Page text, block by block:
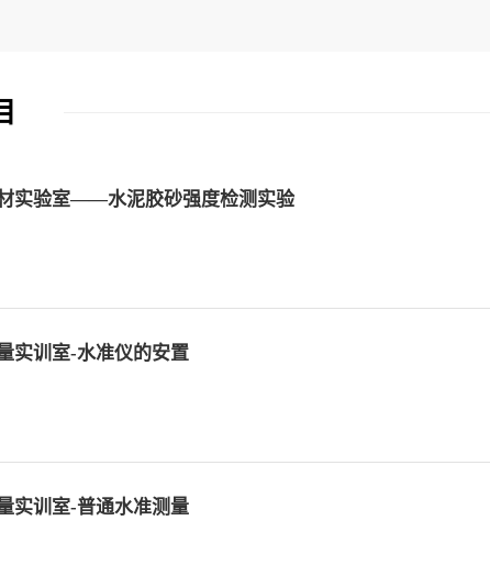
实验室——水泥胶砂强度检测实验
实训室-水准仪的安置
实训室-普通水准测量